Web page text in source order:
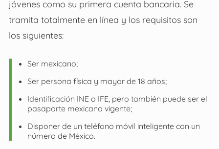
jóvenes como su primera cuenta bancaria. Se
tramita totalmente en línea y los requisitos son
los siguientes:
Ser mexicano;
Ser persona física y mayor de 18 años;
Identificación INE o IFE, pero también puede ser el
pasaporte mexicano vigente;
Disponer de un teléfono móvil inteligente con un
número de México.